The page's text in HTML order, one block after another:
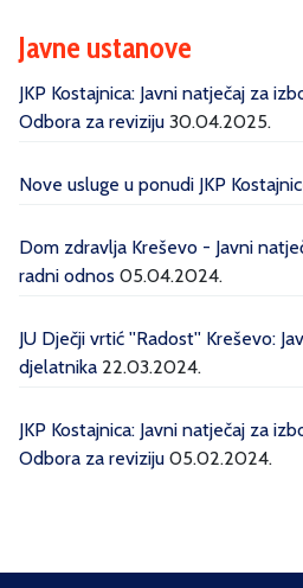
Javne ustanove
JKP Kostajnica: Javni natječaj za
Odbora za reviziju 30.04.2025.
Nove usluge u ponudi JKP
Dom zdravlja Kreševo - Javni
radni odnos 05.04.2024.
JU Dječji vrtić ''Radost'' Kreševo:
djelatnika 22.03.2024.
JKP Kostajnica: Javni natječaj za
Odbora za reviziju 05.02.2024.